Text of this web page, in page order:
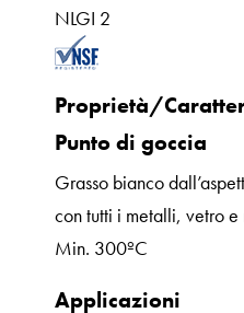
NLGI 2
Proprietà/
Punto di goccia
Grasso bianco
con tutti i metalli, vetro
Min. 300ºC
Applicazioni